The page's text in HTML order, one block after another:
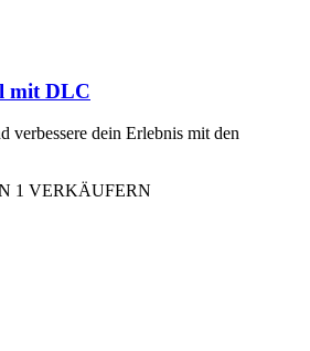
mit DLC
verbessere dein Erlebnis mit den
1 VERKÄUFERN